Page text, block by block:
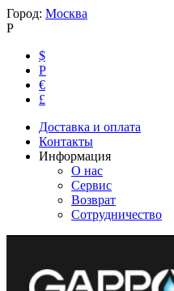
Город: Москва
Р
$
Р
€
£
Доставка и оплата
Контакты
Информация
О нас
Сервис
Возврат
Сотрудничество